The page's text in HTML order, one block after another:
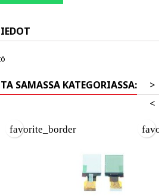
SAMASSA KATEGORIASSA:
>
<
favorite_border